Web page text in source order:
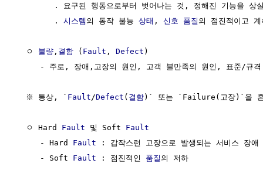
. 요구된 행동으로부터 벗어나는 것, 정해진 기능을 상
        .
시스템 의 동작 불능 상태 , 신호 품질 의 점진적이고
  ㅇ
불량 , 결함 ( Fault , Defect )
- 주로, 장애,고장의 원인, 고객 불만족의 원인, 표준/규격
  ※ 통상, `
Fault /Defect ( 결함)` 또는 `Failure(고장)`을 혼
  ㅇ Hard
Fault 및 Soft Fault
     - Hard
Fault : 갑작스런 고장으로 발생되는 서비스 장애
     - Soft
Fault : 점진적인 품질 의 저하